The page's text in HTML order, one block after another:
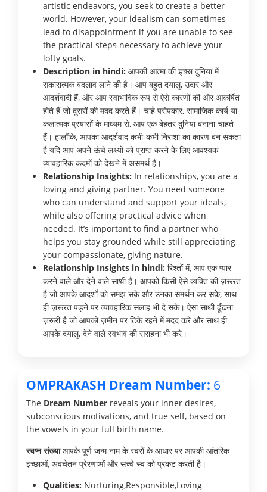
artistic endeavors, you seek to create a better
world. However, your idealism can sometimes
lead to disappointment if you are unable to see
the practical steps necessary to achieve your
lofty goals.
Description in hindi: आपकी आत्मा की इच्छा दुनिया में
सकारात्मक बदलाव लाने की है। आप बहुत दयालु, उदार और
आदर्शवादी हैं, और आप स्वाभाविक रूप से ऐसे कारणों की ओर आकर्षित
होते हैं जो दूसरों की मदद करते हैं। चाहे परोपकार, सामाजिक कार्य या
कलात्मक प्रयासों के माध्यम से, आप एक बेहतर दुनिया बनाना चाहते
हैं। हालाँकि, आपका आदर्शवाद कभी-कभी निराशा का कारण बन सकता
है यदि आप अपने ऊंचे लक्ष्यों को प्राप्त करने के लिए आवश्यक
व्यावहारिक कदमों को देखने में असमर्थ हैं।
Relationship Insights: In relationships, you are a
loving and giving partner. You need someone
who can understand and support your ideals,
while also offering practical advice when
needed. It’s important to find a partner who
helps you stay grounded while still appreciating
your compassionate, giving nature.
Relationship Insights in hindi: रिश्तों में, आप एक प्यार
करने वाले और देने वाले साथी हैं। आपको किसी ऐसे व्यक्ति की ज़रूरत
है जो आपके आदर्शों को समझ सके और उनका समर्थन कर सके, साथ
ही ज़रूरत पड़ने पर व्यावहारिक सलाह भी दे सके। ऐसा साथी ढूँढना
ज़रूरी है जो आपको ज़मीन पर टिके रहने में मदद करे और साथ ही
आपके दयालु, देने वाले स्वभाव की सराहना भी करे।
OMPRAKASH Dream Number: 6
The Dream Number reveals your inner desires,
subconscious motivations, and true self, based on
the vowels in your full birth name.
स्वप्न संख्याआपके पूर्ण जन्म नाम के स्वरों के आधार पर आपकी आंतरिक
इच्छाओं, अवचेतन प्रेरणाओं और सच्चे स्व को प्रकट करती है।
Qualities: Nurturing,Responsible,Loving